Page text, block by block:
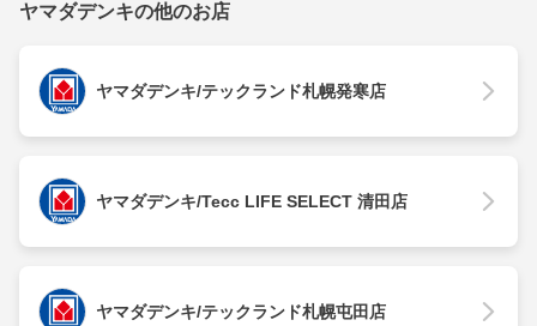
ヤマダデンキの他のお店
ヤマダデンキ/テックランド札幌発寒店
ヤマダデンキ/Tecc LIFE SELECT 清田店
ヤマダデンキ/テックランド札幌屯田店